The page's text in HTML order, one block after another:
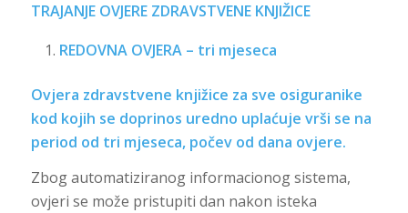
TRAJANJE OVJERE ZDRAVSTVENE KNJIŽICE
REDOVNA OVJERA – tri mjeseca
Ovjera zdravstvene knjižice za sve osiguranike
kod kojih se doprinos uredno uplaćuje vrši se na
period od tri mjeseca, počev od dana ovjere.
Zbog automatiziranog informacionog sistema,
ovjeri se može pristupiti dan nakon isteka